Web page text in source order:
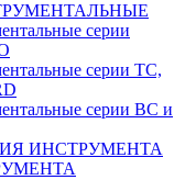
серии
серии ТС,
серии ВС и
ИНСТРУМЕНТА